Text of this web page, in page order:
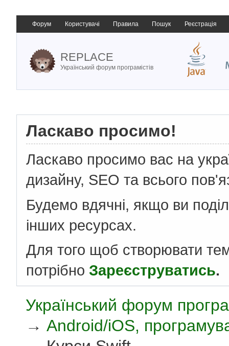
Форум Користувачі Правила Пошук Реєстрація
REPLACE
Український форум програмістів
Ласкаво просимо!
Ласкаво просимо вас на
дизайну, SEO та всього
Будемо вдячні, якщо ви
інших ресурсах.
Для того щоб створювати
потрібно Зареєструватись.
Український форум
→Android/iOS,